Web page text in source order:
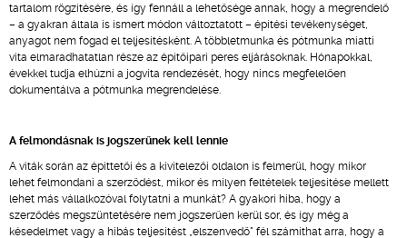
tartalom rögzítésére, és így fennáll a lehetősége annak, hogy a megrendelő
– a gyakran általa is ismert módon változtatott – építési tevékenységet,
anyagot nem fogad el teljesítésként. A többletmunka és pótmunka miatti
vita elmaradhatatlan része az építőipari peres eljárásoknak. Hónapokkal,
évekkel tudja elhúzni a jogvita rendezését, hogy nincs megfelelően
dokumentálva a pótmunka megrendelése.
A felmondásnak is jogszerűnek kell lennie
A viták során az építtetői és a kivitelezői oldalon is felmerül, hogy mikor
lehet felmondani a szerződést, mikor és milyen feltételek teljesítése mellett
lehet más vállalkozóval folytatni a munkát? A gyakori hiba, hogy a
szerződés megszüntetésére nem jogszerűen kerül sor, és így még a
késedelmet vagy a hibás teljesítést „elszenvedő" fél számíthat arra, hogy a